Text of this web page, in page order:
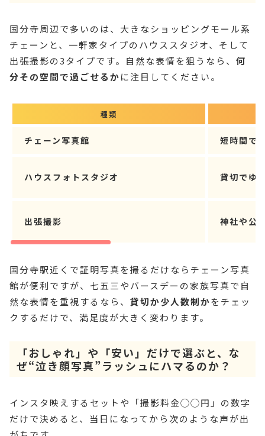
国分寺周辺で多いのは、大きなショッピングモール系
チェーンと、一軒家タイプのハウススタジオ、そして
出張撮影の3タイプです。自然な表情を狙うなら、 何
分その空間で過ごせるかに注目してください。
種類
チェーン写真館 短時間で
ハウスフォトスタジオ 貸切でゆ
出張撮影 神社や公
国分寺駅近くで証明写真を撮るだけならチェーン写真
館が便利ですが、七五三やバースデーの家族写真で自
然な表情を重視するなら、 貸切か少人数制かをチェッ
クするだけで、満足度が大きく変わります。
「おしゃれ」や「安い」だけで選ぶと、な
ぜ“泣き顔写真”ラッシュにハマるのか？
インスタ映えするセットや「撮影料金◯◯円」の数字
だけで決めると、当日になってから次のような声が出